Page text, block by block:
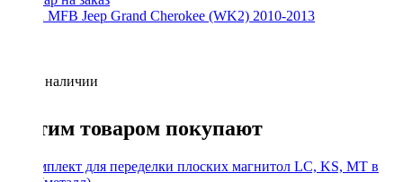
Рамка MFB Jeep Grand Cherokee (WK2) 2010-2013
Нет в наличии
С этим товаром покупают